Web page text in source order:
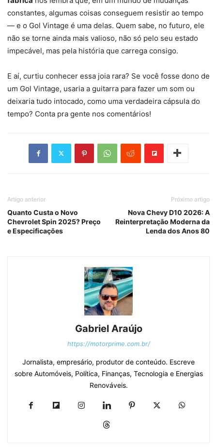
constantes, algumas coisas conseguem resistir ao tempo
— e o Gol Vintage é uma delas. Quem sabe, no futuro, ele
não se torne ainda mais valioso, não só pelo seu estado
impecável, mas pela história que carrega consigo.
E aí, curtiu conhecer essa joia rara? Se você fosse dono de
um Gol Vintage, usaria a guitarra para fazer um som ou
deixaria tudo intocado, como uma verdadeira cápsula do
tempo? Conta pra gente nos comentários!
Artigo anterior
Quanto Custa o Novo
Chevrolet Spin 2025? Preço
e Especificações
Próximo artigo
Nova Chevy D10 2026: A
Reinterpretação Moderna da
Lenda dos Anos 80
Gabriel Araújo
https://motorprime.com.br/
Jornalista, empresário, produtor de conteúdo. Escreve
sobre Automóveis, Política, Finanças, Tecnologia e Energias
Renováveis.